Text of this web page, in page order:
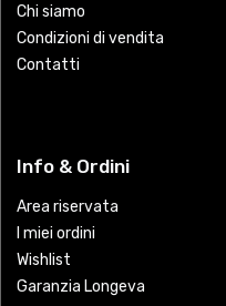
Chi siamo
Condizioni di vendita
Contatti
Info & Ordini
Area riservata
I miei ordini
Wishlist
Garanzia Longeva